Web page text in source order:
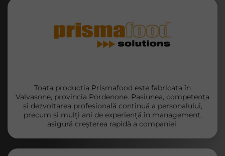
Toata productia Prismafood este fabricata în
Valvasone, provincia Pordenone. Pasiunea, competența
și dezvoltarea profesională continuă a personalului,
precum și mulți ani de experiență în management,
asigură creșterea rapidă a companiei.